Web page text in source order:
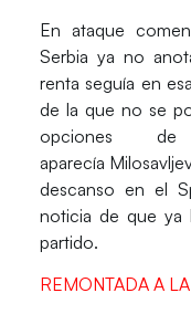
En ataque
Serbia ya no
renta seguía en
de la que no se
opciones
aparecía
descanso en el
noticia de que ya
partido.
REMONTADA A